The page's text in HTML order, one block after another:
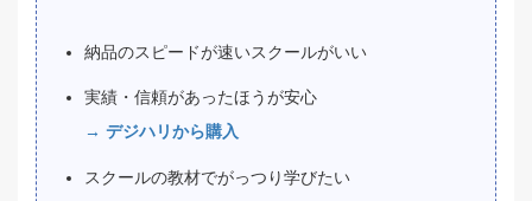
納品のスピードが速いスクールがいい
実績・信頼があったほうが安心
→ デジハリから購入
スクールの教材でがっつり学びたい